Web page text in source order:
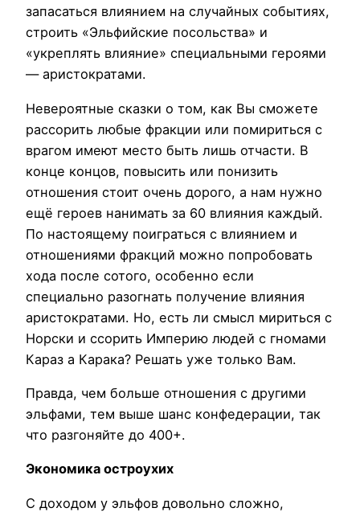
запасаться влиянием на случайных событиях,
строить «Эльфийские посольства» и
«укреплять влияние» специальными героями
— аристократами.
Невероятные сказки о том, как Вы сможете
рассорить любые фракции или помириться с
врагом имеют место быть лишь отчасти. В
конце концов, повысить или понизить
отношения стоит очень дорого, а нам нужно
ещё героев нанимать за 60 влияния каждый.
По настоящему поиграться с влиянием и
отношениями фракций можно попробовать
хода после сотого, особенно если
специально разогнать получение влияния
аристократами. Но, есть ли смысл мириться с
Норски и ссорить Империю людей с гномами
Караз а Карака? Решать уже только Вам.
Правда, чем больше отношения с другими
эльфами, тем выше шанс конфедерации, так
что разгоняйте до 400+.
Экономика остроухих
С доходом у эльфов довольно сложно,